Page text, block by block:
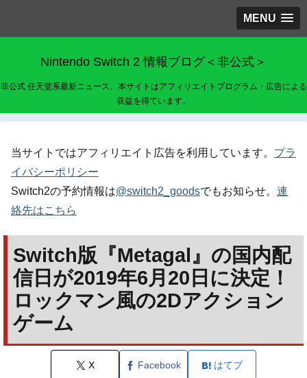
MENU
Nintendo Switch 2 情報ブログ＜非公式＞
非公式 任天堂系最新ニュース。本サイトはアフィリエイトプログラム・広告による
収益を得ています。
当サイトではアフィリエイト広告を利用しています。 プラ
イバシーポリシー
Switch2の予約情報は@switch2_goodsでもお知らせ。 連
絡先はこちら
Switch版『Metagal』の国内配
信日が2019年6月20日に決定！
ロックマン風の2Dアクション
ゲーム
X Facebook はてブ